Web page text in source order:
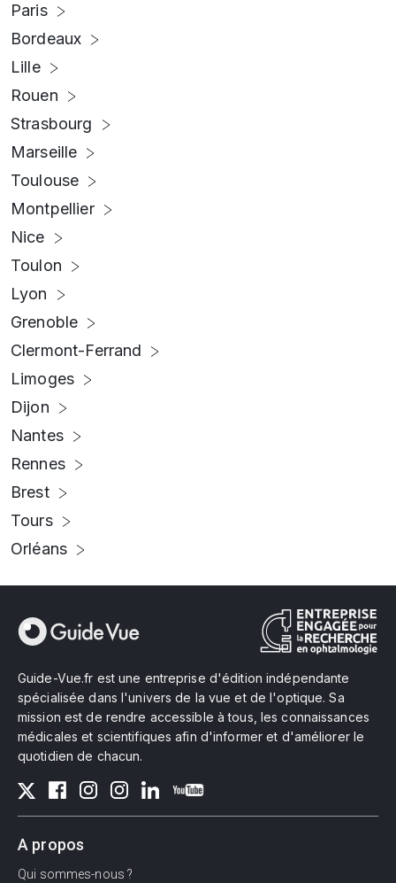
Paris
Bordeaux
Lille
Rouen
Strasbourg
Marseille
Toulouse
Montpellier
Nice
Toulon
Lyon
Grenoble
Clermont-Ferrand
Limoges
Dijon
Nantes
Rennes
Brest
Tours
Orléans
Guide-Vue.fr est une entreprise d'édition indépendante
spécialisée dans l'univers de la vue et de l'optique. Sa
mission est de rendre accessible à tous, les connaissances
médicales et scientifiques afin d'informer et d'améliorer le
quotidien de chacun.
A propos
Qui sommes-nous ?